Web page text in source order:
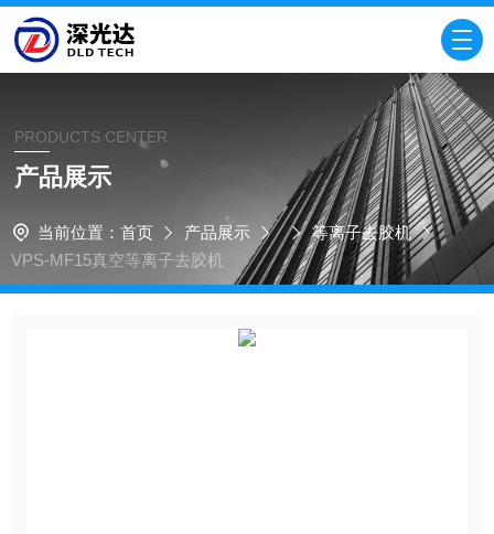
PRODUCTS CENTER
产品展示
当前位置： 首页 产品展示
等离子去胶机
VPS-MF15真空等离子去胶机